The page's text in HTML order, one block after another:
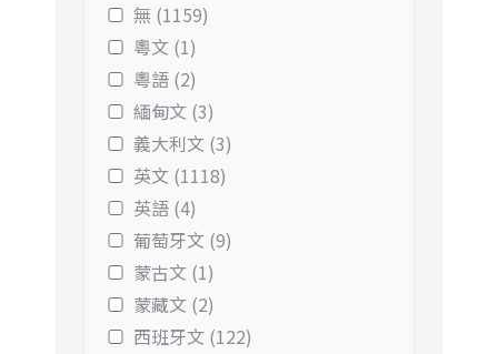
無 (1159)
粵文 (1)
粵語 (2)
緬甸文 (3)
義大利文 (3)
英文 (1118)
英語 (4)
葡萄牙文 (9)
蒙古文 (1)
蒙藏文 (2)
西班牙文 (122)